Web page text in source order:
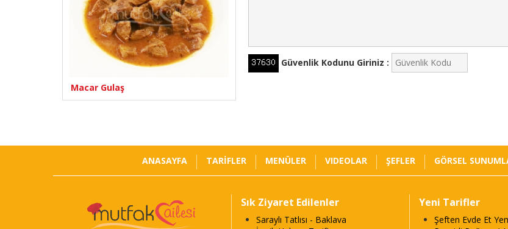
Macar Gulaş
Güvenlik Kodunu Giriniz :
ANASAYFA TARİFLER MENÜLER VIDEOLAR ŞEFLER GÖRSEL
Sık Ziyaret Edilenler
Saraylı Tatlısı - Baklava
Yeni Tarifler
Şeften Evde Et